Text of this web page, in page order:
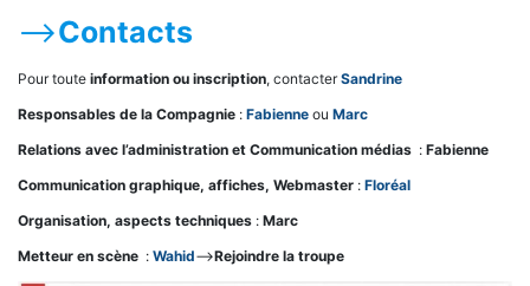
–>Contacts
Pour toute information ou inscription, contacterSandrine
Responsables de la Compagnie : Fabienne ou Marc
Relations avec l’administration et Communication médias : Fabienne
Communication graphique, affiches, Webmaster : Floréal
Organisation, aspects techniques : Marc
Metteur en scène : Wahid–>Rejoindre la troupe